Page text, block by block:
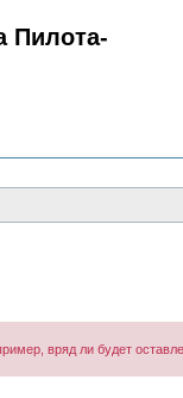
Пилота-
вряд ли будет